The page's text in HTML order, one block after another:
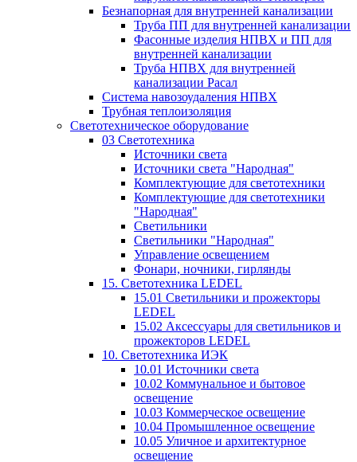
Безнапорная для внутренней канализации
Труба ПП для внутренней канализации
Фасонные изделия НПВХ и ПП для
внутренней канализации
Труба НПВХ для внутренней
канализации Расал
Система навозоудаления НПВХ
Трубная теплоизоляция
Светотехническое оборудование
03 Светотехника
Источники света
Источники света "Народная"
Комплектующие для светотехники
Комплектующие для светотехники
"Народная"
Светильники
Светильники "Народная"
Управление освещением
Фонари, ночники, гирлянды
15. Светотехника LEDEL
15.01 Светильники и прожекторы
LEDEL
15.02 Аксессуары для светильников и
прожекторов LEDEL
10. Светотехника ИЭК
10.01 Источники света
10.02 Коммунальное и бытовое
освещение
10.03 Коммерческое освещение
10.04 Промышленное освещение
10.05 Уличное и архитектурное
освещение